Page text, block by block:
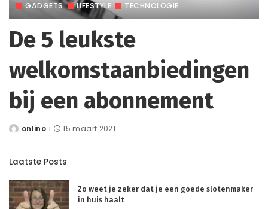
GADGETS LIFESTYLE TECHNOLOGIE
De 5 leukste
welkomstaanbiedingen
bij een abonnement
Posted
onlino 15 maart 2021
Laatste Posts
Zo weet je zeker dat je een goede slotenmaker
in huis haalt